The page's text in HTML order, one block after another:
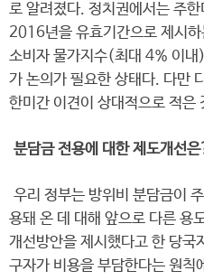
로 알려졌다. 정치권에서는 주
2016년을 유효기간으로 제시하
소비자 물가지수(최대 4% 이
가 논의가 필요한 상태다. 다만
한미간 이견이 상대적으로 적은
분담금 전용에 대한 제도개선은
우리 정부는 방위비 분담금이
용돼 온 데 대해 앞으로 다른 용
개선방안을 제시했다고 한 당국
구자가 비용을 부담한다는 원